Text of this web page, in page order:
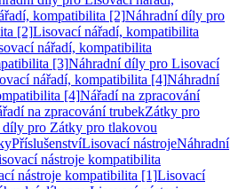
kompatibilita [2]Náhradní díly pro
[2]Lisovací nářadí, kompatibilita
nářadí, kompatibilita
[3]Náhradní díly pro Lisovací
nářadí, kompatibilita [4]Náhradní
[4]Nářadí na zpracování
na zpracování trubekZátky pro
pro Zátky pro tlakovou
PříslušenstvíLisovací nástrojeNáhradní
nástroje kompatibilita
nástroje kompatibilita [1]Lisovací